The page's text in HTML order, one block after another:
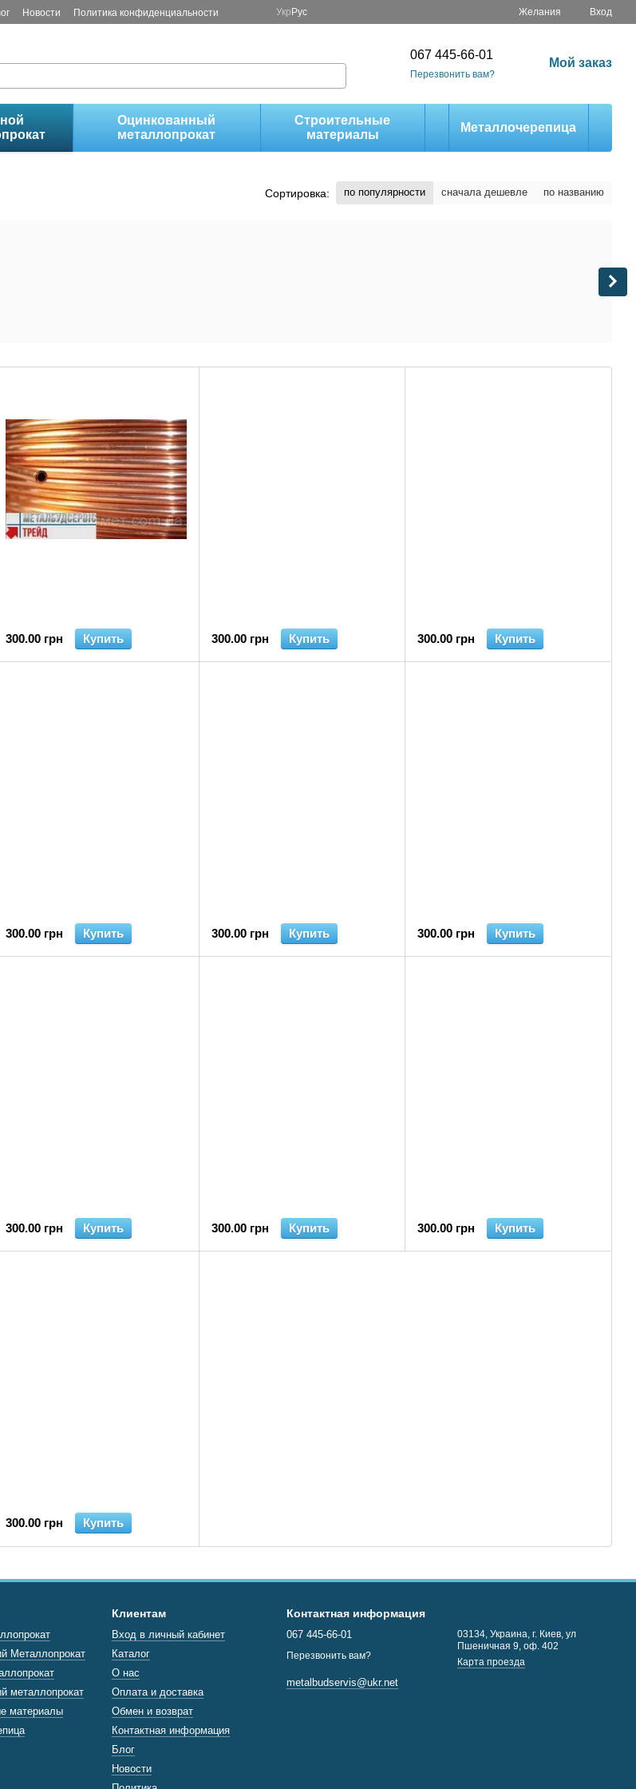
Новости Политика конфиденциальности Укр Рус Желания Вход
067 445-66-01
Перезвонить вам?
Мой заказ
Оцинкованный
металлопрокат
Строительные
материалы
Металлочерепица
Сортировка: по популярности сначала дешевле по названию
300.00 грн Купить 300.00 грн Купить 300.00 грн Купить
300.00 грн Купить 300.00 грн Купить 300.00 грн Купить
300.00 грн Купить 300.00 грн Купить 300.00 грн Купить
300.00 грн Купить
Металлопрокат
металлопрокат
материалы
Клиентам
Вход в личный кабинет
Каталог
О нас
Оплата и доставка
Обмен и возврат
Контактная информация
Блог
Новости
Контактная информация
067 445-66-01
Перезвонить вам?
metalbudservis@ukr.net
03134, Украина, г. Киев, ул
Пшеничная 9, оф. 402
Карта проезда